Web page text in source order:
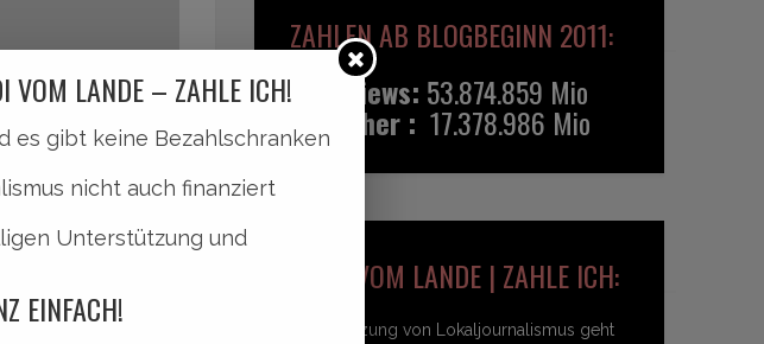
ZAHLEN AB BLOGBEGINN 2011:
Pageviews: 53.874.859 Mio
Besucher : 17.378.986 Mio
HEIDI VOM LANDE | ZAHLE ICH:
Unterstützung von Lokaljournalismus geht
VOM LANDE – ZAHLE ICH!
es gibt keine Bezahlschranken
nicht auch finanziert
Unterstützung und
EINFACH!